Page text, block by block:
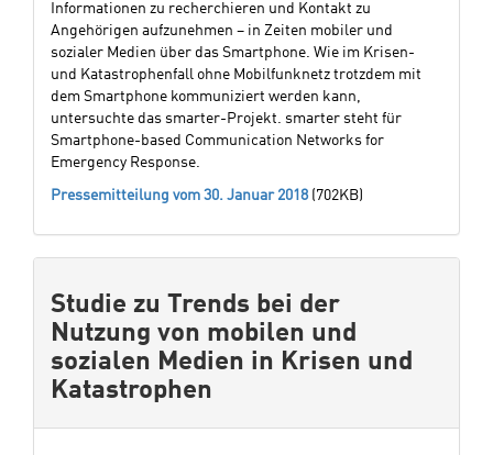
Informationen zu recherchieren und Kontakt zu
Angehörigen aufzunehmen – in Zeiten mobiler und
sozialer Medien über das Smartphone. Wie im Krisen-
und Katastrophenfall ohne Mobilfunknetz trotzdem mit
dem Smartphone kommuniziert werden kann,
untersuchte das smarter-Projekt. smarter steht für
Smartphone-based Communication Networks for
Emergency Response.
Pressemitteilung vom 30. Januar 2018(702KB)
Studie zu Trends bei der
Nutzung von mobilen und
sozialen Medien in Krisen und
Katastrophen